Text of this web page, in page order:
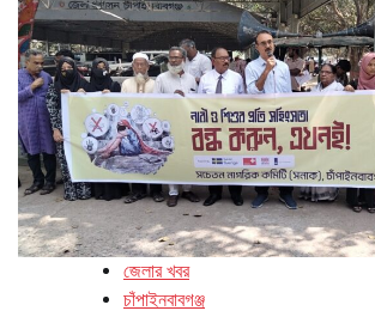
জেলার খবর
চাঁপাইনবাবগঞ্জ